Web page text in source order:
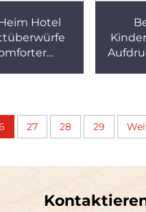
Hotel
27 28 29